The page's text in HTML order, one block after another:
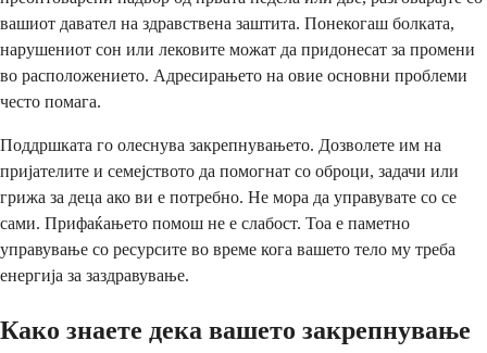
вашиот давател на здравствена заштита. Понекогаш болката,
нарушениот сон или лековите можат да придонесат за промени
во расположението. Адресирањето на овие основни проблеми
често помага.
Поддршката го олеснува закрепнувањето. Дозволете им на
пријателите и семејството да помогнат со оброци, задачи или
грижа за деца ако ви е потребно. Не мора да управувате со се
сами. Прифаќањето помош не е слабост. Тоа е паметно
управување со ресурсите во време кога вашето тело му треба
енергија за заздравување.
Како знаете дека вашето закрепнување